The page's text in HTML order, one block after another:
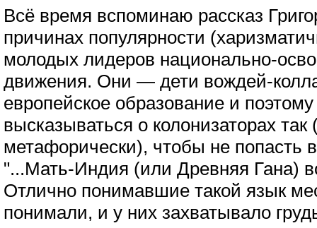
Всё время вспоминаю рассказ
причинах популярности
молодых лидеров национально-
движения. Они — дети вождей-
европейское образование и поэтому
высказываться о колонизаторах
метафорически), чтобы не попасть
"...Мать-Индия (или Древняя Гана)
Отлично понимавшие такой язык
понимали, и у них захватывало